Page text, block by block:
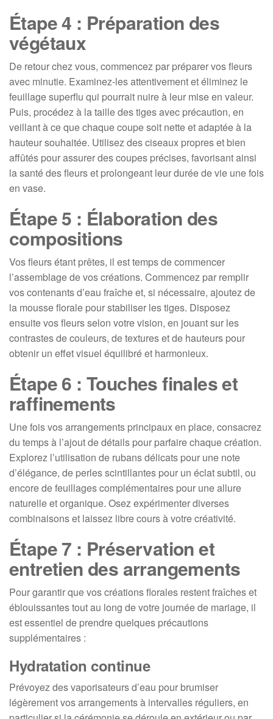
Étape 4 : Préparation des
végétaux
De retour chez vous, commencez par préparer vos fleurs
avec minutie. Examinez-les attentivement et éliminez le
feuillage superflu qui pourrait nuire à leur mise en valeur.
Puis, procédez à la taille des tiges avec précaution, en
veillant à ce que chaque coupe soit nette et adaptée à la
hauteur souhaitée. Utilisez des ciseaux propres et bien
affûtés pour assurer des coupes précises, favorisant ainsi
la santé des fleurs et prolongeant leur durée de vie une fois
en vase.
Étape 5 : Élaboration des
compositions
Vos fleurs étant prêtes, il est temps de commencer
l’assemblage de vos créations. Commencez par remplir
vos contenants d’eau fraîche et, si nécessaire, ajoutez de
la mousse florale pour stabiliser les tiges. Disposez
ensuite vos fleurs selon votre vision, en jouant sur les
contrastes de couleurs, de textures et de hauteurs pour
obtenir un effet visuel équilibré et harmonieux.
Étape 6 : Touches finales et
raffinements
Une fois vos arrangements principaux en place, consacrez
du temps à l’ajout de détails pour parfaire chaque création.
Explorez l’utilisation de rubans délicats pour une note
d’élégance, de perles scintillantes pour un éclat subtil, ou
encore de feuillages complémentaires pour une allure
naturelle et organique. Osez expérimenter diverses
combinaisons et laissez libre cours à votre créativité.
Étape 7 : Préservation et
entretien des arrangements
Pour garantir que vos créations florales restent fraîches et
éblouissantes tout au long de votre journée de mariage, il
est essentiel de prendre quelques précautions
supplémentaires :
Hydratation continue
Prévoyez des vaporisateurs d’eau pour brumiser
légèrement vos arrangements à intervalles réguliers, en